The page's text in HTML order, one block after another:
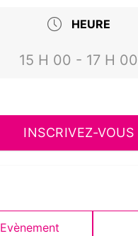
HEURE
15 H 00 - 17 H 00
INSCRIVEZ-VOUS
Evènement